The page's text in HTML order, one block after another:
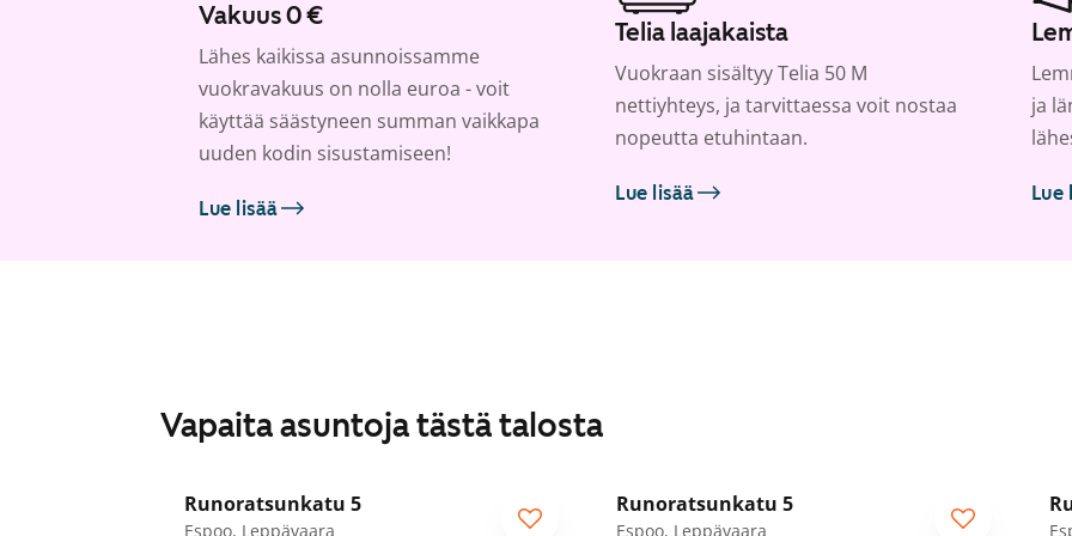
Vakuus 0 €
Lähes kaikissa asunnoissamme
vuokravakuus on nolla euroa - voit
käyttää säästyneen summan vaikkapa
uuden kodin sisustamiseen!
Lue lisää
Telia laajakaista
Vuokraan sisältyy Telia 50 M
nettiyhteys, ja tarvittaessa voit nostaa
nopeutta etuhintaan.
Lue lisää
ja
Lue
Vapaita asuntoja tästä talosta
Runoratsunkatu 5
Espoo, Leppävaara
Runoratsunkatu 5
Espoo, Leppävaara